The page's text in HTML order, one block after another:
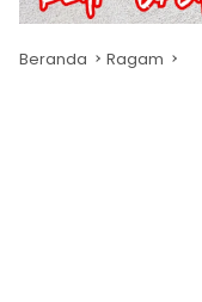
Beranda Ragam